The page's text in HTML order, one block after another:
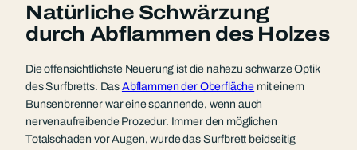
Natürliche Schwärzung
durch Abflammen des Holzes
Die offensichtlichste Neuerung ist die nahezu schwarze Optik
des Surfbretts. Das Abflammen der Oberfläche mit einem
Bunsenbrenner war eine spannende, wenn auch
nervenaufreibende Prozedur. Immer den möglichen
Totalschaden vor Augen, wurde das Surfbrett beidseitig